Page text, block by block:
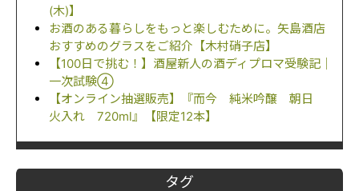
(木)】
お酒のある暮らしをもっと楽しむために。矢島酒店
おすすめのグラスをご紹介【木村硝子店】
【100日で挑む！】酒屋新人の酒ディプロマ受験記｜
一次試験④
【オンライン抽選販売】『而今 純米吟醸 朝日
火入れ 720ml』【限定12本】
タグ